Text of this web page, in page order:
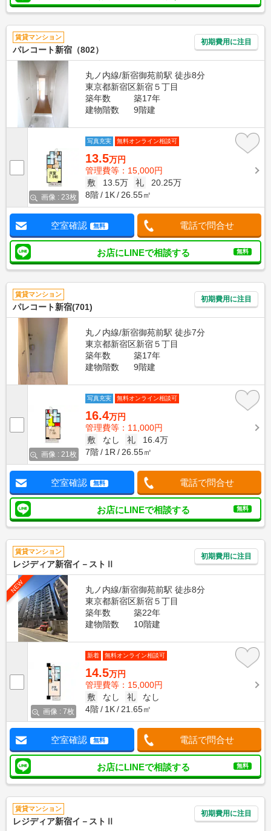
賃貸マンション
パレコート新宿（802）
初期費用に注目
丸ノ内線/新宿御苑前駅 徒歩8分
東京都新宿区新宿５丁目
築年数
築17年
建物階数
9階建
画像 : 23枚
写真充実 無料オンライン相談可
13.5万円
管理費等：15,000円
敷
13.5万 礼
20.25万
8階
1K 26.55㎡
空室確認 無料 電話で問合せ
お店にLINEで相談する 無料
賃貸マンション
パレコート新宿(701)
初期費用に注目
丸ノ内線/新宿御苑前駅 徒歩7分
東京都新宿区新宿５丁目
築年数
築17年
建物階数
9階建
画像 : 21枚
写真充実 無料オンライン相談可
16.4万円
管理費等：11,000円
敷
なし 礼
16.4万
7階
1R 26.55㎡
空室確認 無料 電話で問合せ
お店にLINEで相談する 無料
賃貸マンション
レジディア新宿イ－ストⅡ
初期費用に注目
NEW
丸ノ内線/新宿御苑前駅 徒歩8分
東京都新宿区新宿５丁目
築年数
築22年
建物階数
10階建
画像 : 7枚
新着 無料オンライン相談可
14.5万円
管理費等：15,000円
敷
なし 礼
なし
4階
1K 21.65㎡
空室確認 無料 電話で問合せ
お店にLINEで相談する 無料
賃貸マンション
レジディア新宿イ－ストⅡ
初期費用に注目